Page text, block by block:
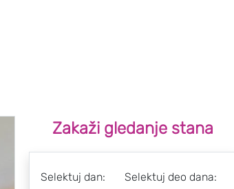
Zakaži gledanje stana
Selektuj dan: Selektuj deo dana: